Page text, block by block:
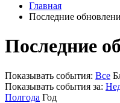
Главная
Последние
Последние
Показывать события: Все
Показывать события за:
Полгода Год